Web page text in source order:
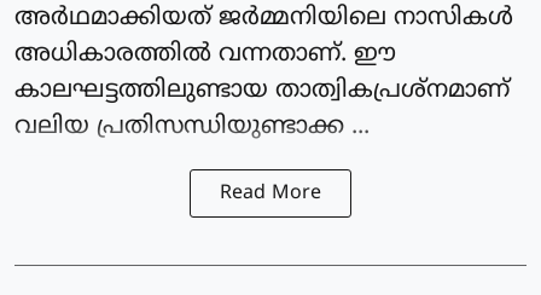
അർഥമാക്കിയത് ജർമ്മനിയിലെ നാസികൾ
അധികാരത്തിൽ വന്നതാണ്. ഈ
കാലഘട്ടത്തിലുണ്ടായ താത്വികപ്രശ്നമാണ്
വലിയ പ്രതിസന്ധിയുണ്ടാക്ക ...
Read More